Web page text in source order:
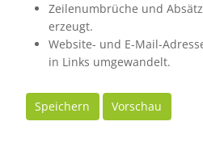
Zeilenumbrüche und
erzeugt.
Website- und E-Mail-
in Links umgewandelt.
Speichern Vorschau